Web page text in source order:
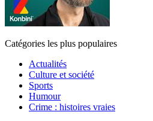
Catégories les plus populaires
Actualités
Culture et société
Sports
Humour
Crime : histoires vraies